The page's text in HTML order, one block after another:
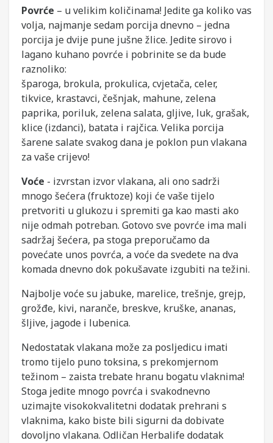
Povrće – u velikim količinama! Jedite ga koliko vas
volja, najmanje sedam porcija dnevno – jedna
porcija je dvije pune jušne žlice. Jedite sirovo i
lagano kuhano povrće i pobrinite se da bude
raznoliko:
šparoga, brokula, prokulica, cvjetača, celer,
tikvice, krastavci, češnjak, mahune, zelena
paprika, poriluk, zelena salata, gljive, luk, grašak,
klice (izdanci), batata i rajčica. Velika porcija
šarene salate svakog dana je poklon pun vlakana
za vaše crijevo!
Voće - izvrstan izvor vlakana, ali ono sadrži
mnogo šećera (fruktoze) koji će vaše tijelo
pretvoriti u glukozu i spremiti ga kao masti ako
nije odmah potreban. Gotovo sve povrće ima mali
sadržaj šećera, pa stoga preporučamo da
povećate unos povrća, a voće da svedete na dva
komada dnevno dok pokušavate izgubiti na težini.
Najbolje voće su jabuke, marelice, trešnje, grejp,
grožđe, kivi, naranče, breskve, kruške, ananas,
šljive, jagode i lubenica.
Nedostatak vlakana može za posljedicu imati
tromo tijelo puno toksina, s prekomjernom
težinom – zaista trebate hranu bogatu vlaknima!
Stoga jedite mnogo povrća i svakodnevno
uzimajte visokokvalitetni dodatak prehrani s
vlaknima, kako biste bili sigurni da dobivate
dovoljno vlakana. Odličan Herbalife dodatak